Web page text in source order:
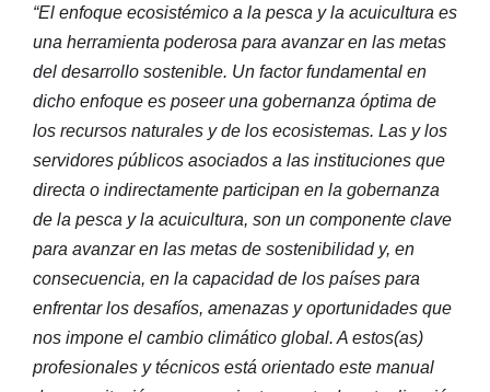
“El enfoque ecosistémico a la pesca y la acuicultura es
una herramienta poderosa para avanzar en las metas
del desarrollo sostenible. Un factor fundamental en
dicho enfoque es poseer una gobernanza óptima de
los recursos naturales y de los ecosistemas. Las y los
servidores públicos asociados a las instituciones que
directa o indirectamente participan en la gobernanza
de la pesca y la acuicultura, son un componente clave
para avanzar en las metas de sostenibilidad y, en
consecuencia, en la capacidad de los países para
enfrentar los desafíos, amenazas y oportunidades que
nos impone el cambio climático global. A estos(as)
profesionales y técnicos está orientado este manual